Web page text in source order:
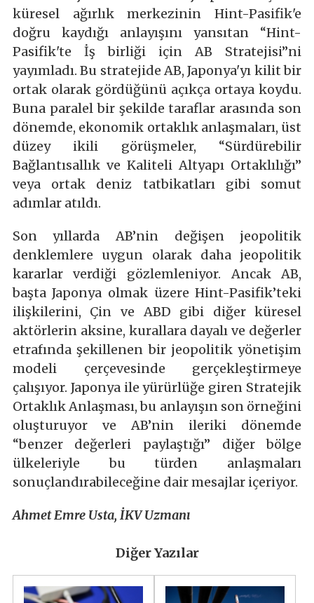
küresel ağırlık merkezinin Hint-Pasifik'e
doğru kaydığı anlayışını yansıtan “Hint-
Pasifik'te İş birliği için AB Stratejisi”ni
yayımladı. Bu stratejide AB, Japonya'yı kilit bir
ortak olarak gördüğünü açıkça ortaya koydu.
Buna paralel bir şekilde taraflar arasında son
dönemde, ekonomik ortaklık anlaşmaları, üst
düzey ikili görüşmeler, “Sürdürebilir
Bağlantısallık ve Kaliteli Altyapı Ortaklılığı”
veya ortak deniz tatbikatları gibi somut
adımlar atıldı.
Son yıllarda AB’nin değişen jeopolitik
denklemlere uygun olarak daha jeopolitik
kararlar verdiği gözlemleniyor. Ancak AB,
başta Japonya olmak üzere Hint-Pasifik’teki
ilişkilerini, Çin ve ABD gibi diğer küresel
aktörlerin aksine, kurallara dayalı ve değerler
etrafında şekillenen bir jeopolitik yönetişim
modeli çerçevesinde gerçekleştirmeye
çalışıyor. Japonya ile yürürlüğe giren Stratejik
Ortaklık Anlaşması, bu anlayışın son örneğini
oluşturuyor ve AB’nin ileriki dönemde
“benzer değerleri paylaştığı” diğer bölge
ülkeleriyle bu türden anlaşmaları
sonuçlandırabileceğine dair mesajlar içeriyor.
Ahmet Emre Usta, İKV Uzmanı
Diğer Yazılar